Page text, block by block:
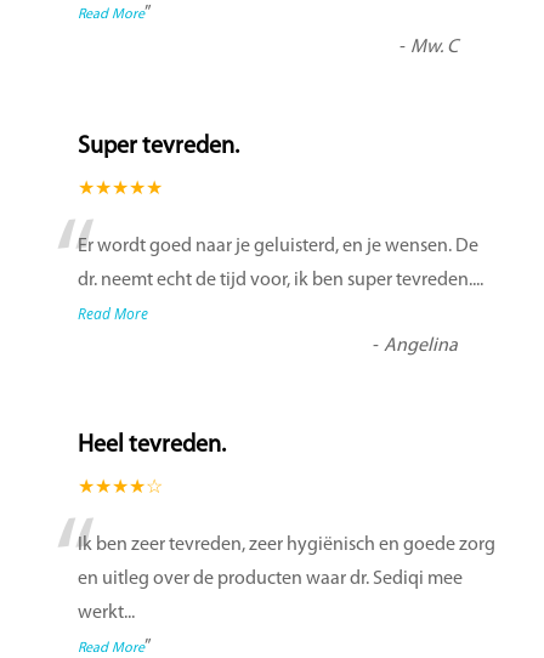
Read More”
- Mw. C
Super tevreden.
★★★★★
“Er wordt goed naar je geluisterd, en je wensen. De
dr. neemt echt de tijd voor, ik ben super tevreden....
Read More
-Angelina
Heel tevreden.
★★★★☆
“Ik ben zeer tevreden, zeer hygiënisch en goede zorg
en uitleg over de producten waar dr. Sediqi mee
werkt...
Read More”